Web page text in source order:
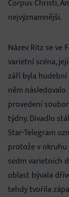
Corpus Christi,
nejvýznamnější.
Název Ritz se ve
varietní scéna,
září byla
něm následovalo
provedení
týdny. Divadlo
Star-Telegram
protože v
sedm varietních
oblast bývala
tehdy tvořila